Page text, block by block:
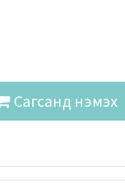
Сагсанд нэмэх